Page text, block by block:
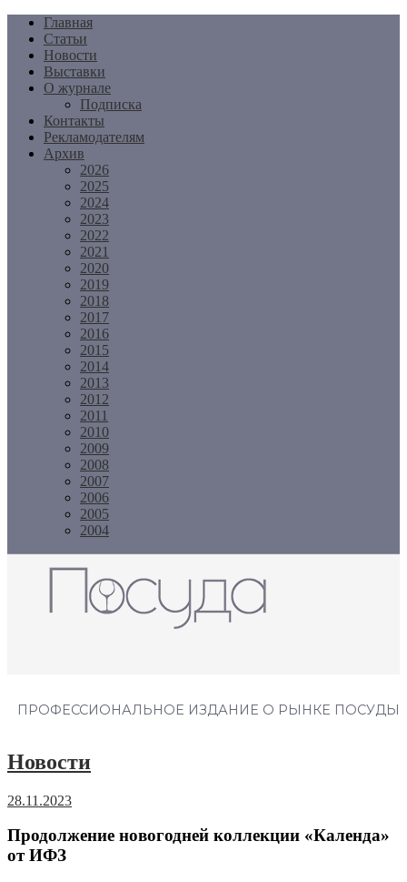
Перейти
содержимому
Главная
Статьи
Новости
Выставки
О журнале
Подписка
Контакты
Рекламодателям
Архив
2026
2025
2024
2023
2022
2021
2020
2019
2018
2017
2016
2015
2014
2013
2012
2011
2010
2009
2008
2007
2006
2005
2004
ПРОФЕССИОНАЛЬНОЕ ИЗДАНИЕ О РЫНКЕ ПОСУДЫ
Новости
28.11.2023
Продолжение новогодней коллекции «Календа»
от ИФЗ